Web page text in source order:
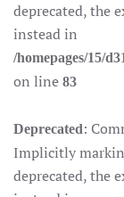
deprecated, the
instead in
/homepages/15/
on line 83
Deprecated:
Implicitly
deprecated, the